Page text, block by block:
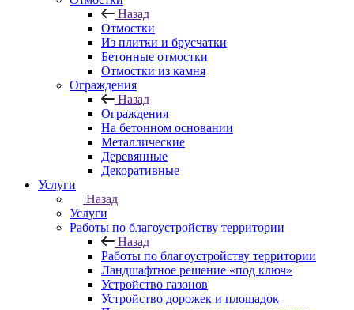
Назад
Отмостки
Из плитки и брусчатки
Бетонные отмостки
Отмостки из камня
Ограждения
Назад
Ограждения
На бетонном основании
Металлические
Деревянные
Декоративные
Услуги
Назад
Услуги
Работы по благоустройству территории
Назад
Работы по благоустройству территории
Ландшафтное решение «под ключ»
Устройство газонов
Устройство дорожек и площадок